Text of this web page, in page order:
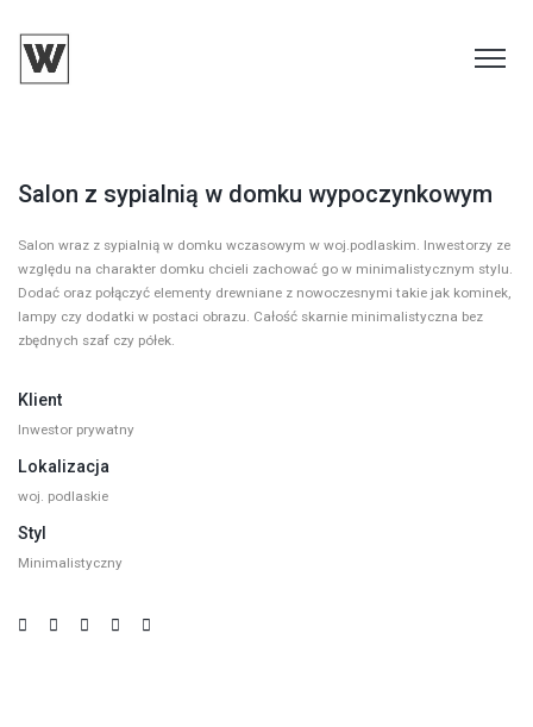
Salon z sypialnią w domku wypoczynkowym
Salon wraz z sypialnią w domku wczasowym w woj.podlaskim. Inwestorzy ze
względu na charakter domku chcieli zachować go w minimalistycznym stylu.
Dodać oraz połączyć elementy drewniane z nowoczesnymi takie jak kominek,
lampy czy dodatki w postaci obrazu. Całość skarnie minimalistyczna bez
zbędnych szaf czy półek.
Klient
Inwestor prywatny
Lokalizacja
woj. podlaskie
Styl
Minimalistyczny